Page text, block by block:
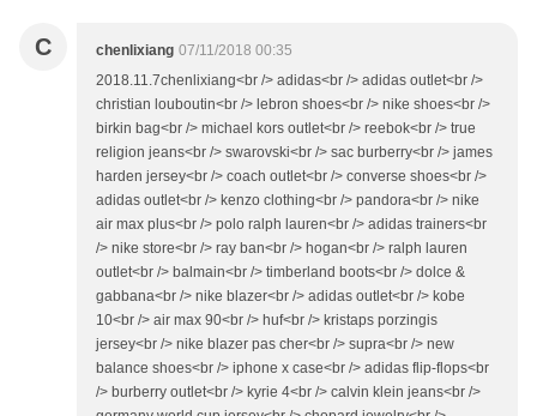
C chenlixiang 07/11/2018 00:35
2018.11.7chenlixiang<br /> adidas<br /> adidas outlet<br />
christian louboutin<br /> lebron shoes<br /> nike shoes<br />
birkin bag<br /> michael kors outlet<br /> reebok<br /> true
religion jeans<br /> swarovski<br /> sac burberry<br /> james
harden jersey<br /> coach outlet<br /> converse shoes<br />
adidas outlet<br /> kenzo clothing<br /> pandora<br /> nike
air max plus<br /> polo ralph lauren<br /> adidas trainers<br
/> nike store<br /> ray ban<br /> hogan<br /> ralph lauren
outlet<br /> balmain<br /> timberland boots<br /> dolce &
gabbana<br /> nike blazer<br /> adidas outlet<br /> kobe
10<br /> air max 90<br /> huf<br /> kristaps porzingis
jersey<br /> nike blazer pas cher<br /> supra<br /> new
balance shoes<br /> iphone x case<br /> adidas flip-flops<br
/> burberry outlet<br /> kyrie 4<br /> calvin klein jeans<br />